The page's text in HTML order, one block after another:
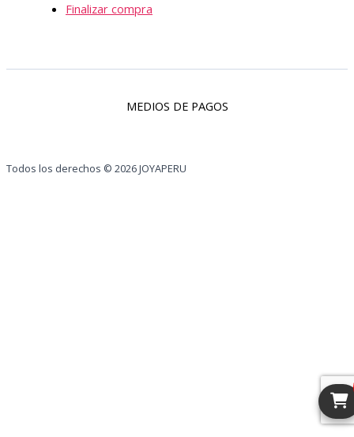
Finalizar compra
MEDIOS DE PAGOS
Todos los derechos © 2026 JOYAPERU